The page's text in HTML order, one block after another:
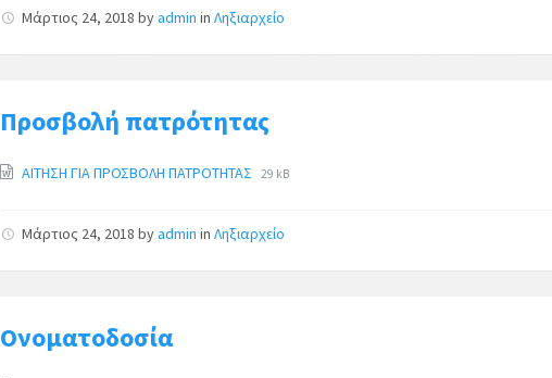
:
Μάρτιος 24, 2018byadmin inΛηξιαρχείο
Προσβολή πατρότητας
ΑΙΤΗΣΗ ΓΙΑ ΠΡΟΣΒΟΛΗ ΠΑΤΡΟΤΗΤΑΣ 29 kB
Μάρτιος 24, 2018byadmin inΛηξιαρχείο
Ονοματοδοσία